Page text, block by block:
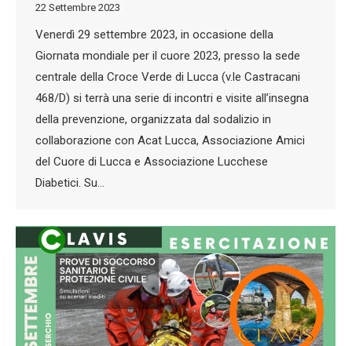
22 Settembre 2023
Venerdì 29 settembre 2023, in occasione della
Giornata mondiale per il cuore 2023, presso la sede
centrale della Croce Verde di Lucca (v.le Castracani
468/D) si terrà una serie di incontri e visite all’insegna
della prevenzione, organizzata dal sodalizio in
collaborazione con Acat Lucca, Associazione Amici
del Cuore di Lucca e Associazione Lucchese
Diabetici. Su…